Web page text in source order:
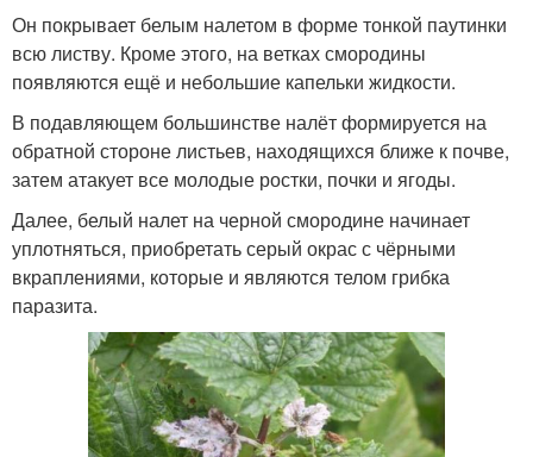
Он покрывает белым налетом в форме тонкой паутинки
всю листву. Кроме этого, на ветках смородины
появляются ещё и небольшие капельки жидкости.
В подавляющем большинстве налёт формируется на
обратной стороне листьев, находящихся ближе к почве,
затем атакует все молодые ростки, почки и ягоды.
Далее, белый налет на черной смородине начинает
уплотняться, приобретать серый окрас с чёрными
вкраплениями, которые и являются телом грибка
паразита.